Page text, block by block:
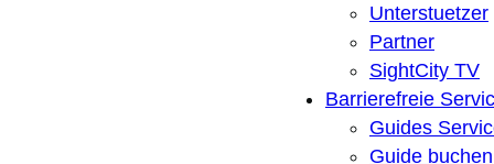
Unterstuetzer
Partner
SightCity TV
Barrierefreie
Guides
Guide buchen